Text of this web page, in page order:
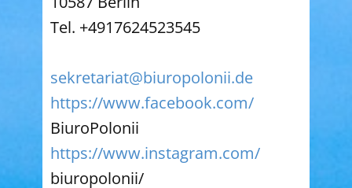
Tel. +4917624523545
sekretariat@biuropolonii.de
https://www.facebook.com/
BiuroPolonii
https://www.instagram.com/
biuropolonii/